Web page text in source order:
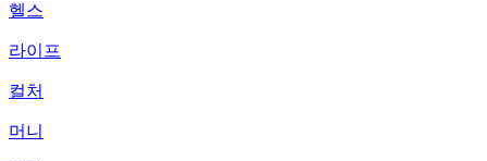
헬스
라이프
컬처
머니